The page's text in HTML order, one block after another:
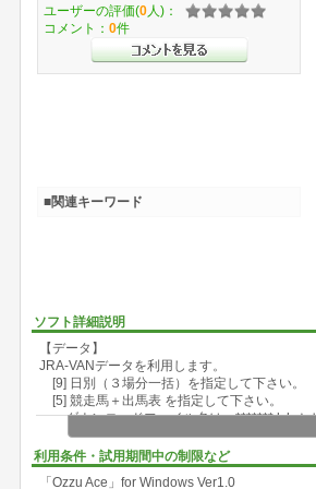
ソフト詳細説明
【データ】
JRA-VANデータを利用します。
[9] 日別（３場分一括）を指定して下さい。
[5] 競走馬＋出馬表 を指定して下さい。
ダウンロードファイル名は、*******.lzh と
１）データ読込み
「解凍」ボタンを押します。解凍システム
参照ボタンを押して、JRA-VAN ダウンロ
利用条件・試用期間中の制限など
「Ozzu Ace」for Windows Ver1.0
ユーザーの評価(0 人)：
コメント： 0件
■関連キーワード